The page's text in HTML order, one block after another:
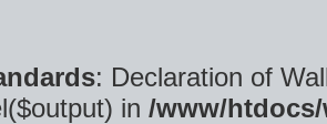
: Declaration of
in /www/